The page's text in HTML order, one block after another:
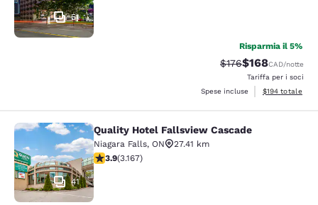
51
Risparmia il 5%
Tariffa di barratura:
$176Tariffa
$168CAD/notte
Tariffa per i soci
Spese incluse
Visualizza i
$194 totale
Quality Hotel Fallsview Cascade
41
Quality Hotel Fallsview Cascade
Niagara Falls, ON
27.41 km
Valutazione di 3.9 stelle. Buono. 3167 recensioni
3.9(3.167)